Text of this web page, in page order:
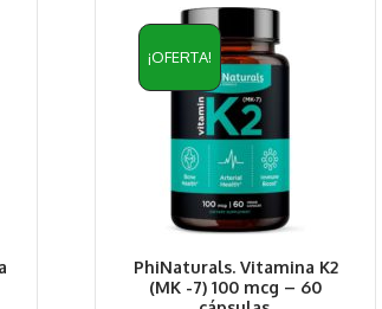
PhiNaturals. Vitamina K2
(MK -7) 100 mcg – 60
¡OFERTA!